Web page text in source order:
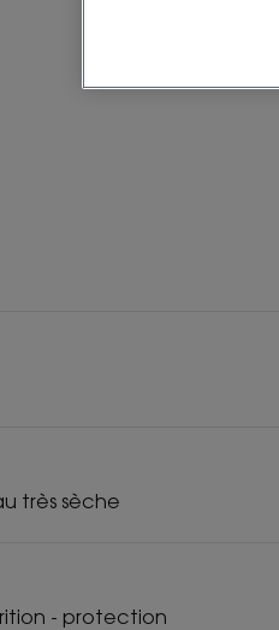
très sèche
- protection